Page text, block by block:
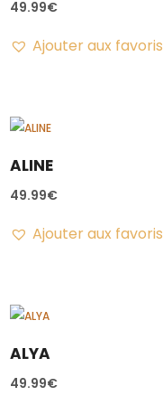
49.99€
Ajouter aux favoris
ALINE
49.99€
Ajouter aux favoris
ALYA
49.99€